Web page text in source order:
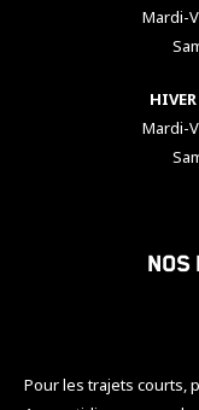
Mardi-
Mardi-
Pour les trajets courts,